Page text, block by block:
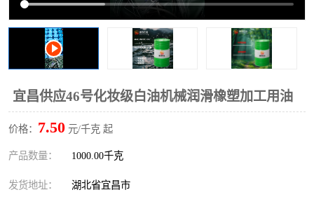
宜昌供应46号化妆级白油机械润滑橡塑加工用油
价格： 7.50 元/千克 起
产品数量： 1000.00千克
发货地址： 湖北省宜昌市